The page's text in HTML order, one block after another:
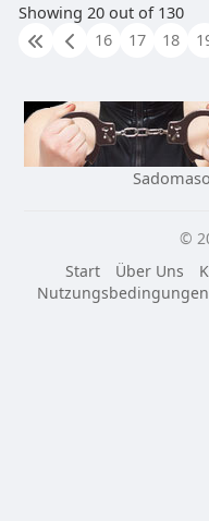
Showing 20 out of 130
16
17 18
©
Start
Über Uns
Nutzungsbedingungen